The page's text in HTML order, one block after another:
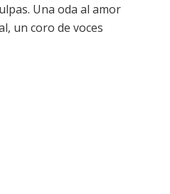
Una oda al amor
un coro de voces